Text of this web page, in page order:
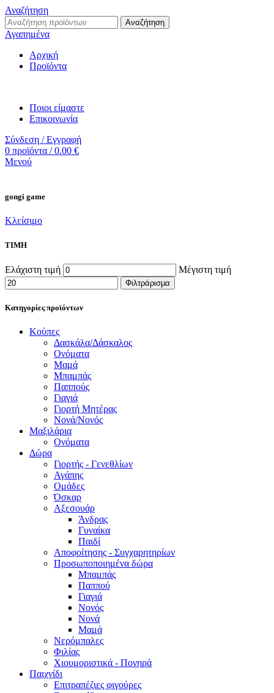
Αναζήτηση
Αναζήτηση
Αγαπημένα
Αρχική
Προϊόντα
Ποιοι είμαστε
Επικοινωνία
Σύνδεση / Εγγραφή
0 προϊόντα / 0.00 €
Μενού
gongi game
Κλείσιμο
ΤΙΜΗ
Ελάχιστη τιμή Μέγιστη τιμή
Φιλτράρισμα
Κατηγορίες προϊόντων
Κούπες
Δασκάλα/Δάσκαλος
Ονόματα
Μαμά
Μπαμπάς
Παππούς
Γιαγιά
Γιορτή Μητέρας
Νονά/Νονός
Μαξιλάρια
Ονόματα
Δώρα
Γιορτής - Γενεθλίων
Αγάπης
Ομάδες
Όσκαρ
Αξεσουάρ
Άνδρας
Γυναίκα
Παιδί
Αποφοίτησης - Συγχαρητηρίων
Προσωποποιημένα δώρα
Μπαμπάς
Παππού
Γιαγιά
Νονός
Νονά
Μαμά
Νερόμπαλες
Φιλίας
Χιουμοριστικά - Πονηρά
Παιχνίδι
Επιτραπέζιες φιγούρες